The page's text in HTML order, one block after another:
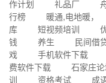
作计划
礼品厂
行榜
暖通,电地暖，
库
短视频培训
钱
养生 民间借
戏
手机软件下载
费软件下载
石家庄
训
资格考试 成